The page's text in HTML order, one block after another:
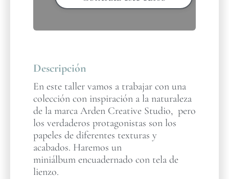
Descripción
En este taller vamos a trabajar con una
colección con inspiración a la naturaleza
de la marca Arden Creative Studio, pero
los verdaderos protagonistas son los
papeles de diferentes texturas y
acabados. Haremos un
miniálbum encuadernado con tela de
lienzo.